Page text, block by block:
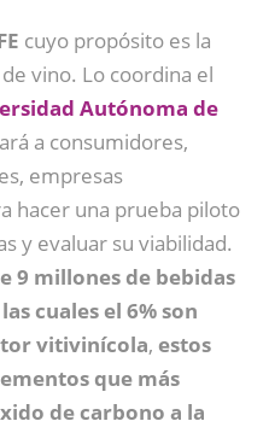
cuyo propósito es la
vino. Lo coordina el
Autónoma de
a consumidores,
empresas
hacer una prueba piloto
y evaluar su viabilidad.
9 millones de bebidas
cuales el 6% son
vitivinícola, estos
que más
de carbono a la